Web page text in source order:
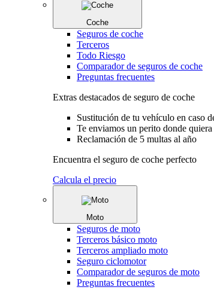
Coche
Seguros de coche
Terceros
Todo Riesgo
Comparador de seguros de coche
Preguntas frecuentes
Extras destacados de seguro de coche
Sustitución de tu vehículo en caso
Te enviamos un perito donde quiera
Reclamación de 5 multas al año
Encuentra el seguro de coche perfecto
Calcula el precio
Moto
Seguros de moto
Terceros básico moto
Terceros ampliado moto
Seguro ciclomotor
Comparador de seguros de moto
Preguntas frecuentes